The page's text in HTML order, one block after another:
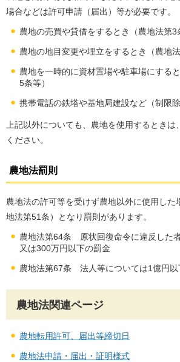
場合などは許可申請（届出）等が必要です。
農地の売買や貸借をするとき（農地法第3
農地の地目変更や埋立をするとき（農地
農地を一時的に資材置場や駐車場にする
5条等）
携帯電話の鉄塔や基地局建設など（制限除
上記以外についても、農地を使用するとき
ください。
農地法罰則
農地法の許可等を受けず農地以外に使用した
地法第51条）となり罰則があります。
農地法第64条 原状回復命令に違反した
又は300万円以下の罰金
農地法第67条 法人等については1億円以
農地法関連ページ
農地転用許可、届出等締切日
農地法申請・届出・証明様式